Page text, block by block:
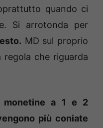
quando ci
Si arrotonda per
MD sul proprio
che riguarda
monetine a 1 e 2
più coniate